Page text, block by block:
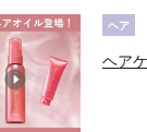
ヘア
ヘア